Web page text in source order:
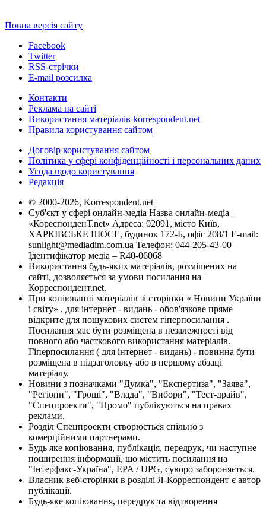
Повна версія сайту
Facebook
Twitter
RSS-стрічки
E-mail розсилка
Контакти
Реклама на сайті
Використання матеріалів korrespondent.net
Правила користування сайтом
Договір користування сайтом
Політика у сфері конфіденційності і персональних даних
Угода щодо користування
Редакція
© 2000-2026, Korrespondent.net
Суб'єкт у сфері онлайн-медіа Назва онлайн-медіа –
«КореспонденТ.net» Адреса: 02091, місто Київ,
ХАРКІВСЬКЕ ШОСЕ, будинок 172-Б, офіс 208/1 E-mail:
sunlight@mediadim.com.ua Телефон: 044-205-43-00
Ідентифікатор медіа – R40-06068
Використання будь-яких матеріалів, розміщених на
сайті, дозволяється за умови посилання на
Корреспондент.net.
При копіюванні матеріалів зі сторінки « Новини України
і світу» , для інтернет - видань - обов'язкове пряме
відкрите для пошукових систем гіперпосилання .
Посилання має бути розміщена в незалежності від
повного або часткового використання матеріалів.
Гіперпосилання ( для інтернет - видань) - повинна бути
розміщена в підзаголовку або в першому абзаці
матеріалу.
Новини з позначками "Думка", "Експертиза", "Заява",
"Регіони", "Гроші", "Влада", "Вибори", "Тест-драйв",
"Спецпроекти", "Промо" публікуються на правах
реклами.
Розділ Спецпроекти створюється спільно з
комерційними партнерами.
Будь яке копіювання, публікація, передрук, чи наступне
поширення інформації, що містить посилання на
"Інтерфакс-Україна", EPA / UPG, суворо забороняється.
Власник веб-сторінки в розділі Я-Корреспондент є автор
публікації.
Будь-яке копіювання, передрук та відтворення